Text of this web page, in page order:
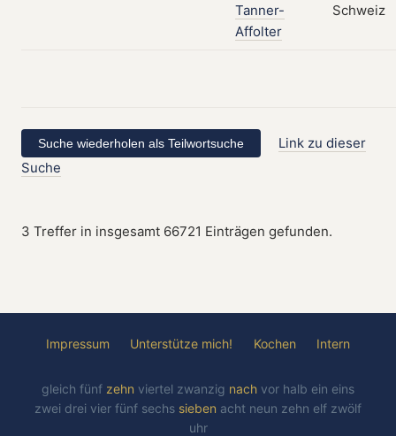
Tanner-
Affolter
Schweiz
Link zu dieser
Suche
3 Treffer in insgesamt 66721 Einträgen gefunden.
Impressum Unterstütze mich! Kochen Intern
gleich fünf zehn viertel zwanzig nach vor halb ein eins
zwei drei vier fünf sechs sieben acht neun zehn elf zwölf
uhr